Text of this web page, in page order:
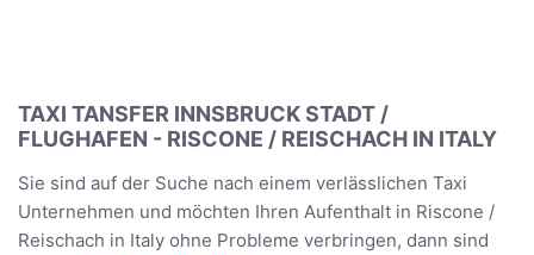
TAXI TANSFER INNSBRUCK STADT /
FLUGHAFEN - RISCONE / REISCHACH IN ITALY
Sie sind auf der Suche nach einem verlässlichen Taxi
Unternehmen und möchten Ihren Aufenthalt in Riscone /
Reischach in Italy ohne Probleme verbringen, dann sind